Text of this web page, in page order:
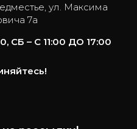
ул. Максима
7а
СБ – С 11:00 ДО 17:00